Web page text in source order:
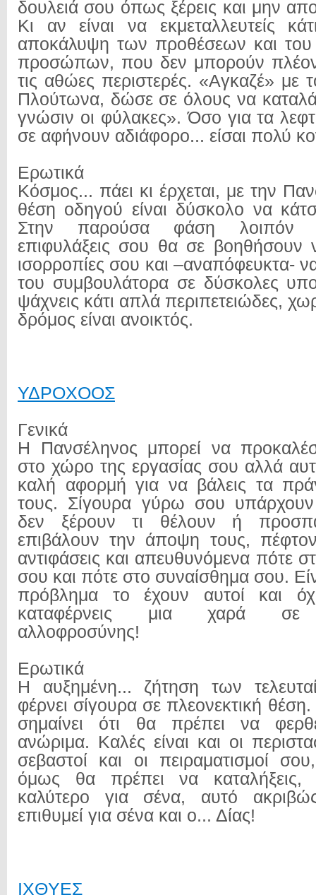
δουλειά σου όπως ξέρεις και μην
Κι αν είναι να εκμεταλλευτείς
αποκάλυψη των προθέσεων και
προσώπων, που δεν μπορούν
τις αθώες περιστερές. «Αγκαζέ» με
Πλούτωνα, δώσε σε όλους να
γνώσιν οι φύλακες». Όσο για τα
σε αφήνουν αδιάφορο... είσαι πολύ
Ερωτικά
Κόσμος... πάει κι έρχεται, με την
θέση οδηγού είναι δύσκολο να
Στην παρούσα φάση λοιπόν
επιφυλάξεις σου θα σε βοηθήσουν
ισορροπίες σου και –αναπόφευκτα-
του συμβουλάτορα σε δύσκολες
ψάχνεις κάτι απλά περιπετειώδες,
δρόμος είναι ανοικτός.
ΥΔΡΟΧΟΟΣ
Γενικά
Η Πανσέληνος μπορεί να
στο χώρο της εργασίας σου αλλά
καλή αφορμή για να βάλεις τα
τους. Σίγουρα γύρω σου
δεν ξέρουν τι θέλουν ή
επιβάλουν την άποψη τους,
αντιφάσεις και απευθυνόμενα πότε
σου και πότε στο συναίσθημα σου.
πρόβλημα το έχουν αυτοί και
καταφέρνεις μια χαρά σε
αλλοφροσύνης!
Ερωτικά
Η αυξημένη... ζήτηση των
φέρνει σίγουρα σε πλεονεκτική
σημαίνει ότι θα πρέπει να
ανώριμα. Καλές είναι και οι
σεβαστοί και οι πειραματισμοί
όμως θα πρέπει να καταλήξεις,
καλύτερο για σένα, αυτό
επιθυμεί για σένα και ο... Δίας!
ΙΧΘYΕΣ